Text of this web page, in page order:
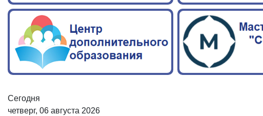
Сегодня
четверг, 06 августа 2026